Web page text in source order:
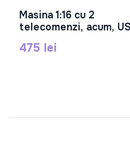
Masina 1:16 cu 2
telecomenzi, acum,
475 lei